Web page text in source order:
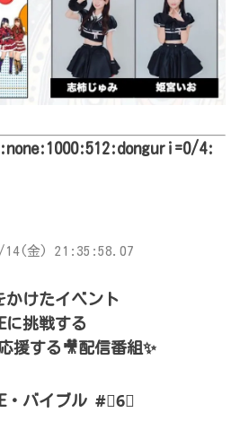
4:
14(金) 21:35:58.07
かけたイベント
に挑戦する
援する🎥配信番組✨
・バイブル #⃣6⃣